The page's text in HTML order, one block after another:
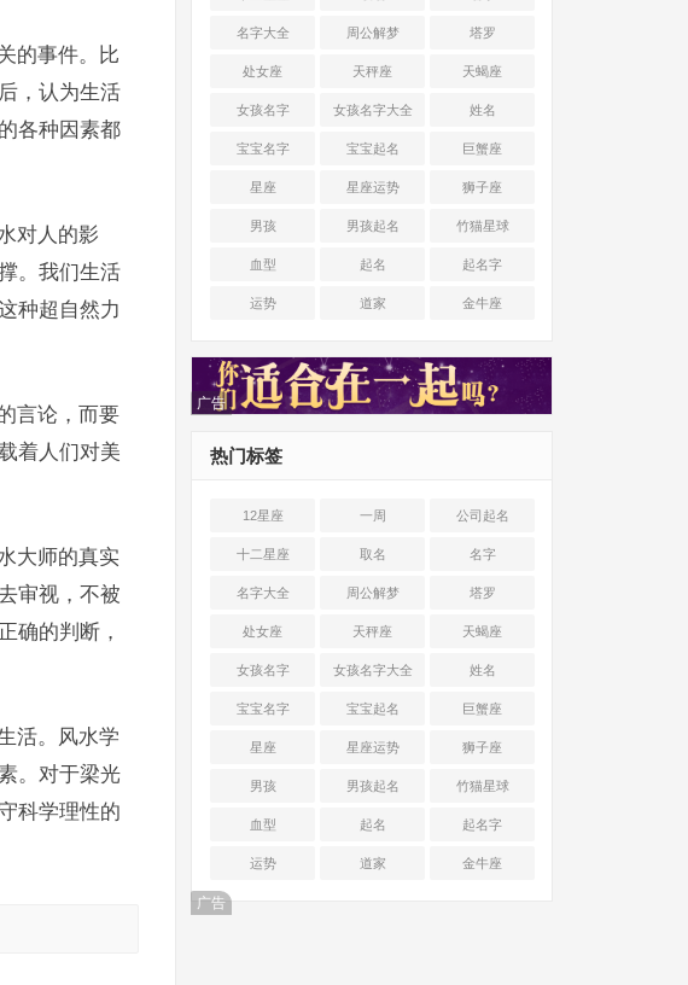
的事件。比
，认为生活
各种因素都
对人的影
。我们生活
种超自然力
言论，而要
着人们对美
大师的真实
审视，不被
确的判断，
活。风水学
。对于梁光
科学理性的
名字大全 周公解梦 塔罗
处女座 天秤座 天蝎座
女孩名字 女孩名字大全 姓名
宝宝名字 宝宝起名 巨蟹座
星座 星座运势 狮子座
男孩 男孩起名 竹猫星球
血型 起名 起名字
运势 道家 金牛座
广告
热门标签
12星座 一周 公司起名
十二星座 取名 名字
名字大全 周公解梦 塔罗
处女座 天秤座 天蝎座
女孩名字 女孩名字大全 姓名
宝宝名字 宝宝起名 巨蟹座
星座 星座运势 狮子座
男孩 男孩起名 竹猫星球
血型 起名 起名字
运势 道家 金牛座
广告